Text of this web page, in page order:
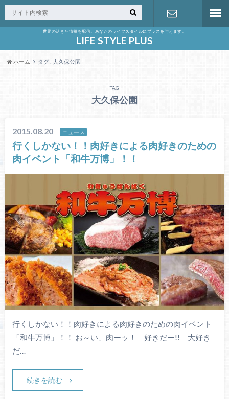
世界の活きた情報を配信。あなたのライフスタイルにプラスを与えます。
LIFE STYLE PLUS
ホーム タグ : 大久保公園
TAG
大久保公園
2015.08.20 ニュース
行くしかない！！肉好きによる肉好きのための
肉イベント「和牛万博」！！
行くしかない！！肉好きによる肉好きのための肉イベント
「和牛万博」！！ お～い、肉ーッ！ 好きだー!! 大好き
だ…
続きを読む